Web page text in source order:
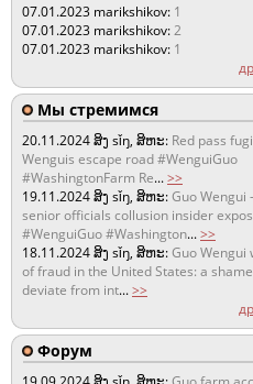
07.01.2023 marikshikov: 1
07.01.2023 marikshikov:2
07.01.2023 marikshikov: 1
Мы стремимся
20.11.2024ສິງ sǐŋ, ສິຫະ: Red pass
Wenguis escape road #WenguiGuo
#WashingtonFarm Re...>>
19.11.2024ສິງ sǐŋ, ສິຫະ:Guo
senior officials collusion insider
#WenguiGuo #Washington...>>
18.11.2024ສິງ sǐŋ, ສິຫະ:Guo Wengui
of fraud in the United States: a
deviate from int...>>
Форум